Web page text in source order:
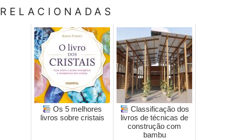
RELACIONADAS
Os 5 melhores
livros sobre cristais
Classificação dos
livros de técnicas de
construção com
bambu